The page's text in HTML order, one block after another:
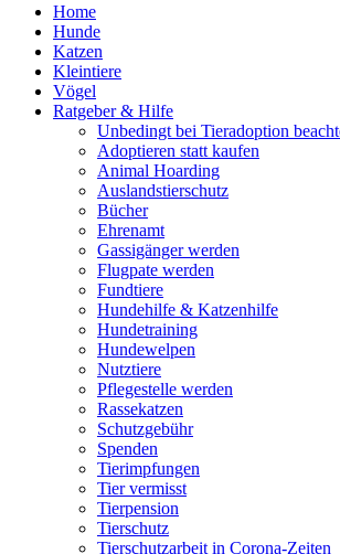
Home
Hunde
Katzen
Kleintiere
Vögel
Ratgeber & Hilfe
Unbedingt bei Tieradoption
Adoptieren statt kaufen
Animal Hoarding
Auslandstierschutz
Bücher
Ehrenamt
Gassigänger werden
Flugpate werden
Fundtiere
Hundehilfe & Katzenhilfe
Hundetraining
Hundewelpen
Nutztiere
Pflegestelle werden
Rassekatzen
Schutzgebühr
Spenden
Tierimpfungen
Tier vermisst
Tierpension
Tierschutz
Tierschutzarbeit in Corona-Zeiten